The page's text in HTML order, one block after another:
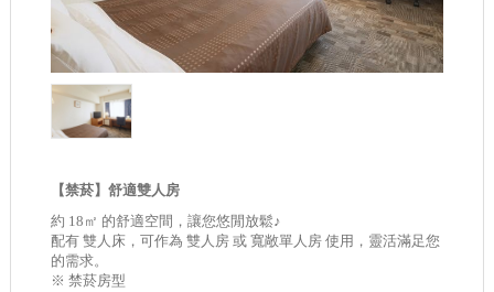
【禁菸】舒適雙人房
約 18㎡ 的舒適空間，讓您悠閒放鬆♪
配有 雙人床，可作為 雙人房 或 寬敞單人房 使用，靈活滿足您
的需求。
※ 禁菸房型